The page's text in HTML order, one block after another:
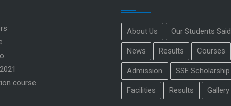
course
About Us Our Students Said
News Results Courses
Admission SSE Scholarship
Facilities Results Gallery